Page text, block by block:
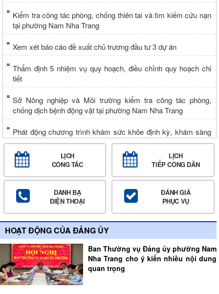
Kiểm tra công tác phòng, chống thiên tai và tìm kiếm cứu nạn
tại phường Nam Nha Trang
Xem xét báo cáo đề xuất chủ trương đầu tư 3 dự án
Thẩm định 5 nhiệm vụ quy hoạch, điều chỉnh quy hoạch chi
tiết
Sở Nông nghiệp và Môi trường kiểm tra công tác phòng,
chống dịch bệnh động vật tại phường Nam Nha Trang
Phát động chương trình khám sức khỏe định kỳ, khám sàng
lọc miễn phí cho người dân
Khi ý dân là gốc: phường Nam Nha Trang chuẩn bị ngày hội
Quyết liệt giải phóng mặt bằng các dự án trọng điểm, động lực
của tỉnh
Hội nghị lần thứ 4 Ủy ban Mặt trận Tổ quốc Việt Nam phường
Nam Nha Trang
Nghiên cứu xây dựng đề án quản lý, khai thác và phát triển
quỹ đất
LỊCH
CÔNG TÁC
LỊCH
TIẾP CÔNG DÂN
DANH BẠ
ĐIỆN THOẠI
ĐÁNH GIÁ
PHỤC VỤ
HOẠT ĐỘNG CỦA ĐẢNG ỦY
Ban Thường vụ Đảng ủy phường Nam
Nha Trang cho ý kiến nhiều nội dung
quan trọng